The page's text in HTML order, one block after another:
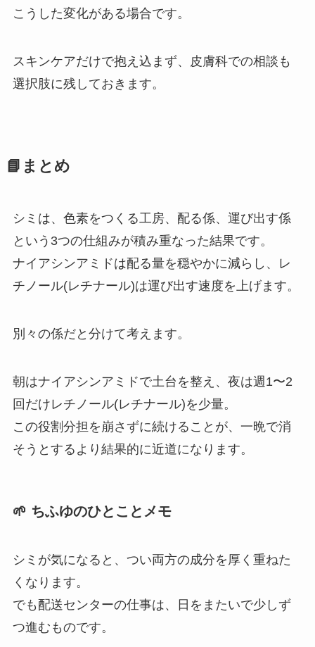
こうした変化がある場合です。
スキンケアだけで抱え込まず、皮膚科での相談も
選択肢に残しておきます。
📘まとめ
シミは、色素をつくる工房、配る係、運び出す係
という3つの仕組みが積み重なった結果です。
ナイアシンアミドは配る量を穏やかに減らし、レ
チノール(レチナール)は運び出す速度を上げます。
別々の係だと分けて考えます。
朝はナイアシンアミドで土台を整え、夜は週1〜2
回だけレチノール(レチナール)を少量。
この役割分担を崩さずに続けることが、一晩で消
そうとするより結果的に近道になります。
🌱 ちふゆのひとことメモ
シミが気になると、つい両方の成分を厚く重ねた
くなります。
でも配送センターの仕事は、日をまたいで少しず
つ進むものです。